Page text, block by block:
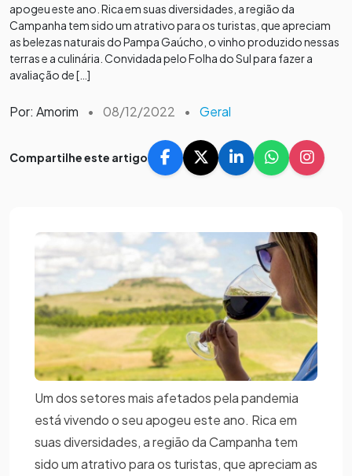
apogeu este ano. Rica em suas diversidades, a região da
Campanha tem sido um atrativo para os turistas, que apreciam
as belezas naturais do Pampa Gaúcho, o vinho produzido nessas
terras e a culinária. Convidada pelo Folha do Sul para fazer a
avaliação de […]
Por: Amorim • 08/12/2022 • Geral
Compartilhe este artigo
Um dos setores mais afetados pela pandemia
está vivendo o seu apogeu este ano. Rica em
suas diversidades, a região da Campanha tem
sido um atrativo para os turistas, que apreciam as